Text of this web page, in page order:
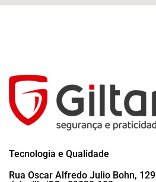
Tecnologia e Qualidade
Rua Oscar Alfredo Julio Bohn, 129